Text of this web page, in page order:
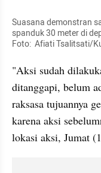
Suasana demonstran
spanduk 30 meter di
Foto:  Afiati Tsalitsati/
"Aksi sudah
ditanggapi, belum
raksasa tujuannya
karena aksi
lokasi aksi, Jumat